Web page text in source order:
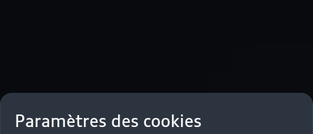
Paramètres des cookies